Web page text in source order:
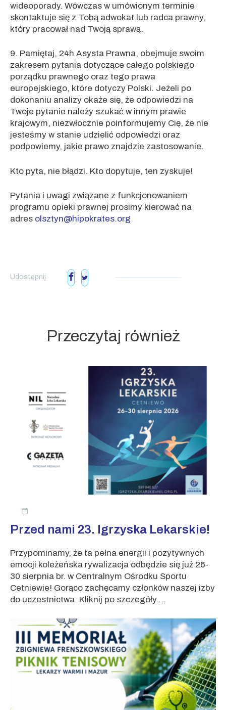
wideoporady. Wówczas w umówionym terminie
skontaktuje się z Tobą adwokat lub radca prawny,
który pracował nad Twoją sprawą.
9. Pamiętaj, 24h Asysta Prawna, obejmuje swoim
zakresem pytania dotyczące całego polskiego
porządku prawnego oraz tego prawa
europejskiego, które dotyczy Polski. Jeżeli po
dokonaniu analizy okaże się, że odpowiedzi na
Twoje pytanie należy szukać w innym prawie
krajowym, niezwłocznie poinformujemy Cię, że nie
jesteśmy w stanie udzielić odpowiedzi oraz
podpowiemy, jakie prawo znajdzie zastosowanie.
Kto pyta, nie błądzi. Kto dopytuje, ten zyskuje!
Pytania i uwagi związane z funkcjonowaniem
programu opieki prawnej prosimy kierować na
adres olsztyn@hipokrates.org
Udostępnij
Przeczytaj również
Przed nami 23. Igrzyska Lekarskie!
Przypominamy, że ta pełna energii i pozytywnych
emocji koleżeńska rywalizacja odbędzie się już 26-
30 sierpnia br. w Centralnym Ośrodku Sportu
Cetniewie! Gorąco zachęcamy członków naszej izby
do uczestnictwa. Kliknij po szczegóły....